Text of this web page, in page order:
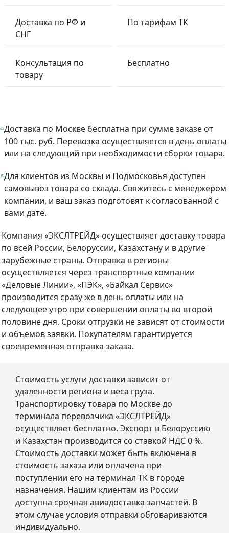
Доставка по РФ и
СНГ
По тарифам ТК
Консультация по
товару
Бесплатно
Доставка по Москве бесплатна при сумме заказе от
100 тыс. руб. Перевозка осуществляется в день оплаты
или на следующий при необходимости сборки товара.
Для клиентов из Москвы и Подмосковья доступен
самовывоз товара со склада. Свяжитесь с менеджером
компании, и ваш заказ подготовят к согласованной с
вами дате.
Компания «ЭКСЛТРЕЙД» осуществляет доставку товара
по всей России, Белоруссии, Казахстану и в другие
зарубежные страны. Отправка в регионы
осуществляется через транспортные компании
«Деловые Линии», «ПЭК», «Байкал Сервис»
производится сразу же в день оплаты или на
следующее утро при совершении оплаты во второй
половине дня. Сроки отгрузки не зависят от стоимости
и объемов заявки. Покупателям гарантируется
своевременная отправка заказа.
Стоимость услуги доставки зависит от
удаленности региона и веса груза.
Транспортировку товара по Москве до
терминала перевозчика «ЭКСЛТРЕЙД»
осуществляет бесплатно. Экспорт в Белоруссию
и Казахстан производится со ставкой НДС 0 %.
Стоимость доставки может быть включена в
стоимость заказа или оплачена при
поступлении его на терминал ТК в городе
назначения. Нашим клиентам из России
доступна срочная авиадоставка запчастей. В
этом случае условия отправки обговариваются
индивидуально.